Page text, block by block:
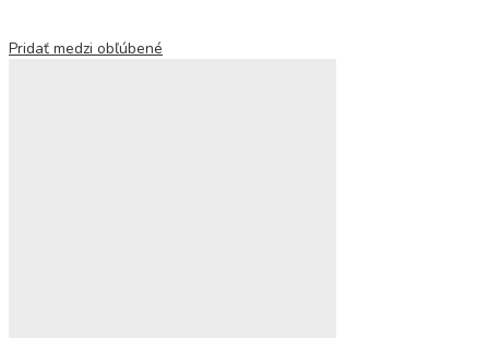
Pridať medzi obľúbené